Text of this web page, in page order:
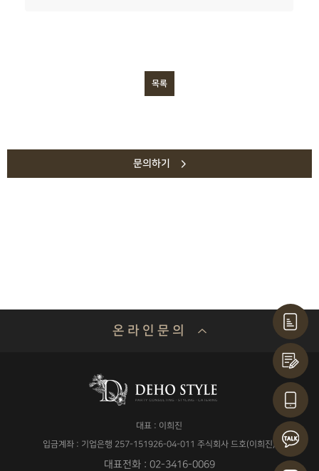
목록
문의하기
온 라 인 문 의
대표 : 이희진
입금계좌 : 기업은행 257-151926-04-011 주식회사 드호(이희진)
대표전화 : 02-3416-0069